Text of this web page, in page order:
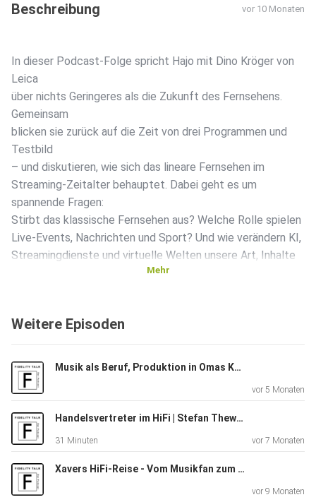
Beschreibung vor 10 Monaten
In dieser Podcast-Folge spricht Hajo mit Dino Kröger von
Leica
über nichts Geringeres als die Zukunft des Fernsehens.
Gemeinsam
blicken sie zurück auf die Zeit von drei Programmen und
Testbild
– und diskutieren, wie sich das lineare Fernsehen im
Streaming-Zeitalter behauptet. Dabei geht es um
spannende Fragen:
Stirbt das klassische Fernsehen aus? Welche Rolle spielen
Live-Events, Nachrichten und Sport? Und wie verändern KI,
Streamingdienste und virtuelle Welten unsere Art, Inhalte
seiner
Arbeit bei Leica Smart Projection und wie
Ultra-Kurzdistanz-Projektoren Wohnzimmer und
Sehgewohnheiten neu
definieren.
Ein Podcast für alle, die sich für Technik,
Mehr
Weitere Episoden
Musik als Beruf, Produktion in Omas Keller uvm. | Luna Keller bei Fidelity
vor 5 Monaten
Handelsvertreter im HiFi | Stefan Thewes über Vertrauen, Service & Alltag
31 Minuten vor 7 Monaten
Xavers HiFi-Reise - Vom Musikfan zum HiFi Verkäufer
vor 9 Monaten